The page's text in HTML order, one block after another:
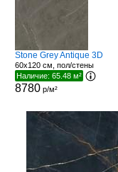
Stone Grey Antique 3D
60x120 см, пол/стены
Наличие: 65.48 м²
8780р/м²